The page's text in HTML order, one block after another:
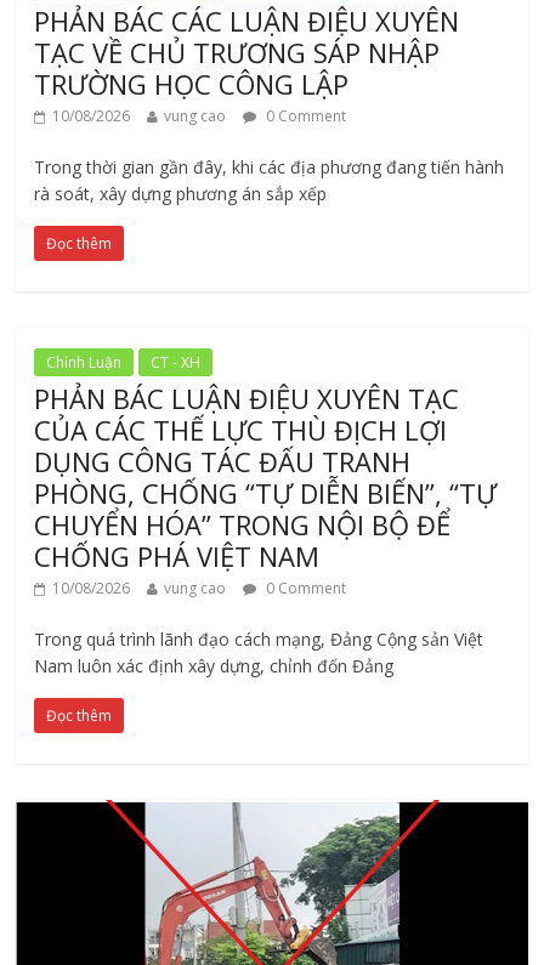
PHẢN BÁC CÁC LUẬN ĐIỆU XUYÊN
TẠC VỀ CHỦ TRƯƠNG SÁP NHẬP
TRƯỜNG HỌC CÔNG LẬP
10/08/2026 vung cao 0 Comment
Trong thời gian gần đây, khi các địa phương đang tiến hành
rà soát, xây dựng phương án sắp xếp
Đọc thêm
Chính Luận CT - XH
PHẢN BÁC LUẬN ĐIỆU XUYÊN TẠC
CỦA CÁC THẾ LỰC THÙ ĐỊCH LỢI
DỤNG CÔNG TÁC ĐẤU TRANH
PHÒNG, CHỐNG “TỰ DIỄN BIẾN”, “TỰ
CHUYỂN HÓA” TRONG NỘI BỘ ĐỂ
CHỐNG PHÁ VIỆT NAM
10/08/2026 vung cao 0 Comment
Trong quá trình lãnh đạo cách mạng, Đảng Cộng sản Việt
Nam luôn xác định xây dựng, chỉnh đốn Đảng
Đọc thêm